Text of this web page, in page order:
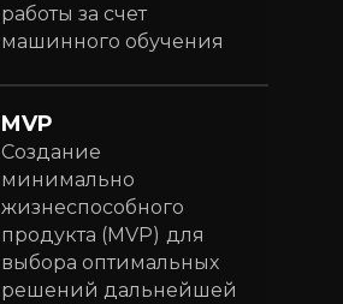
работы за счет
машинного обучения
MVP
Создание
минимально
жизнеспособного
продукта (MVP) для
выбора оптимальных
решений дальнейшей